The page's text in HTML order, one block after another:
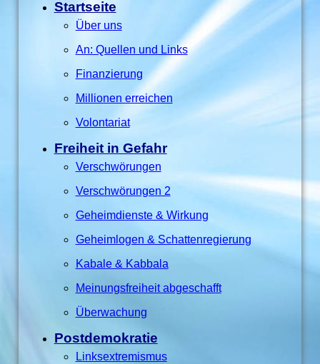
Startseite
Über uns
An: Quellen und Links
Finanzierung
Millionen erreichen
Volontariat
Freiheit in Gefahr
Verschwörungen
Verschwörungen 2
Geheimdienste & Wirkung
Geheimlogen & Schattenregierung
Kabale & Kabbala
Meinungsfreiheit abgeschafft
Überwachung
Postdemokratie
Linksextremismus